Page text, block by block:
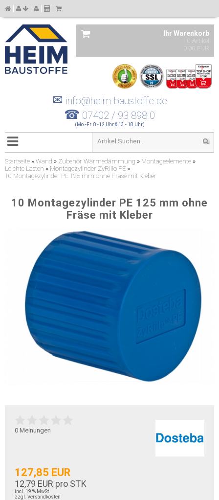
Ihr Warenkorb
0 Artikel
0,00 EUR
✉ info@heim-baustoffe.de
☎ 07402 / 93 898 0
(Mo.-Fr. 8 -12 Uhr & 13 - 18 Uhr)
Startseite » Wand » Zubehör Wärmedämmung » Montageelemente »
Leichte Lasten » Montagezylinder ZyRillo PE »
10 Montagezylinder PE 125 mm ohne Fräse mit Kleber
10 Montagezylinder PE 125 mm ohne
Fräse mit Kleber
0 Meinungen
127,85 EUR
12,79 EUR pro STK
incl. 19 % MwSt.
zzgl. Versandkosten